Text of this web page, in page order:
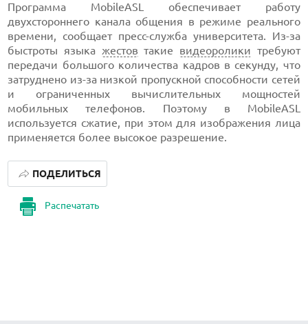
Программа MobileASL обеспечивает работу
двухстороннего канала общения в режиме реального
времени, сообщает пресс-служба университета. Из-за
быстроты языка жестов такие видеоролики требуют
передачи большого количества кадров в секунду, что
затруднено из-за низкой пропускной способности сетей
и ограниченных вычислительных мощностей
мобильных телефонов. Поэтому в MobileASL
используется сжатие, при этом для изображения лица
применяется более высокое разрешение.
Распечатать
ПОДЕЛИТЬСЯ